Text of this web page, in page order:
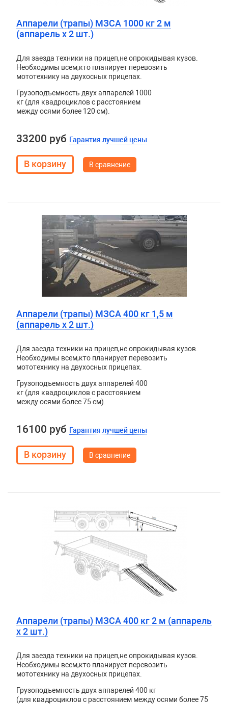
Аппарели (трапы) МЗСА 1000 кг 2 м
(аппарель х 2 шт.)
Для заезда техники на прицеп,не опрокидывая кузов.
Необходимы всем,кто планирует перевозить
мототехнику на двухосных прицепах.
Грузоподъемность двух аппарелей 1000
кг (для квадроциклов с расстоянием
между осями более 120 см).
33200 руб Гарантия лучшей цены
В сравнение
Аппарели (трапы) МЗСА 400 кг 1,5 м
(аппарель х 2 шт.)
Для заезда техники на прицеп,не опрокидывая кузов.
Необходимы всем,кто планирует перевозить
мототехнику на двухосных прицепах.
Грузоподъемность двух аппарелей 400
кг (для квадроциклов с расстоянием
между осями более 75 см).
16100 руб Гарантия лучшей цены
В сравнение
Аппарели (трапы) МЗСА 400 кг 2 м (аппарель
х 2 шт.)
Для заезда техники на прицеп,не опрокидывая кузов.
Необходимы всем,кто планирует перевозить
мототехнику на двухосных прицепах.
Грузоподъемность двух аппарелей 400 кг
(для квадроциклов с расстоянием между осями более 75